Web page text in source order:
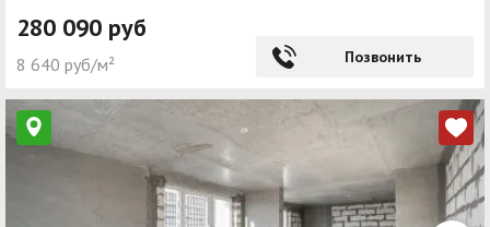
280 090 руб
8 640 руб/м² Позвонить